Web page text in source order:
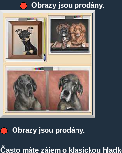
Obrazy jsou prodány.
Obrazy jsou prodány.
Často máte zájem o klasickou